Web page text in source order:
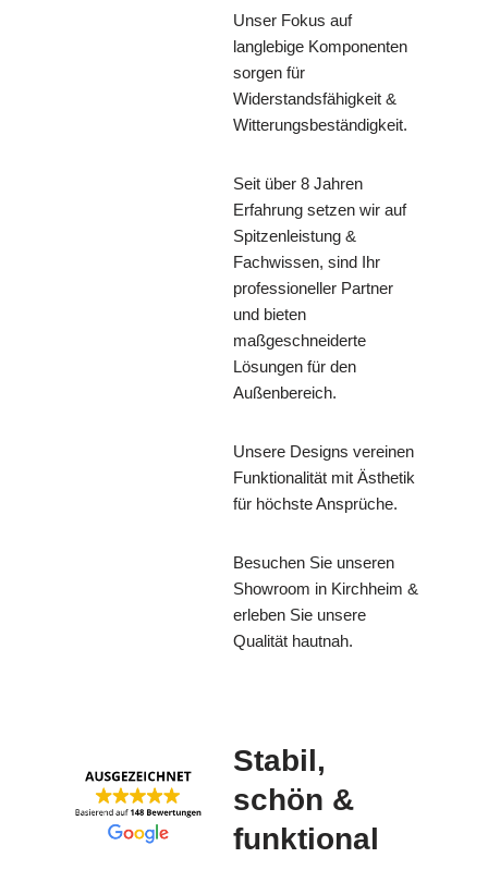
Unser Fokus auf
langlebige Komponenten
sorgen für
Widerstandsfähigkeit &
Witterungsbeständigkeit.
Seit über 8 Jahren
Erfahrung setzen wir auf
Spitzenleistung &
Fachwissen, sind Ihr
professioneller Partner
und bieten
maßgeschneiderte
Lösungen für den
Außenbereich.
Unsere Designs vereinen
Funktionalität mit Ästhetik
für höchste Ansprüche.
Besuchen Sie unseren
Showroom in Kirchheim &
erleben Sie unsere
Qualität hautnah.
Stabil,
schön &
funktional